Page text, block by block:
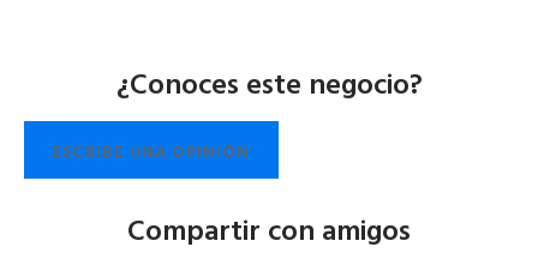
¿Conoces este negocio?
ESCRIBE UNA OPINIÓN
Compartir con amigos